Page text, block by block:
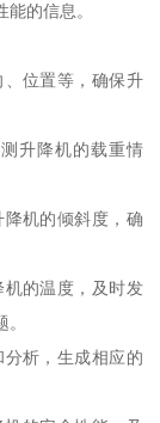
的信息。
位置等，确保升
升降机的载重情
机的倾斜度，确
的温度，及时发
析，生成相应的